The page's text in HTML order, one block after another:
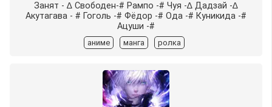
Занят - ∆ Свободен-# Рампо -# Чуя -∆ Дадзай -∆
Акутагава - # Гоголь -# Фёдор -# Ода -# Куникида -#
Ацуши -#
аниме манга ролка